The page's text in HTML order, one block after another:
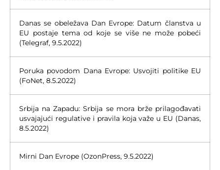
Danas se obeležava Dan Evrope: Datum članstva u
EU postaje tema od koje se više ne može pobeći
(Telegraf, 9.5.2022)
Poruka povodom Dana Evrope: Usvojiti politike EU
(FoNet, 8.5.2022)
Srbija na Zapadu: Srbija se mora brže prilagođavati
usvajajući regulative i pravila koja važe u EU (Danas,
8.5.2022)
Mirni Dan Evrope (OzonPress, 9.5.2022)